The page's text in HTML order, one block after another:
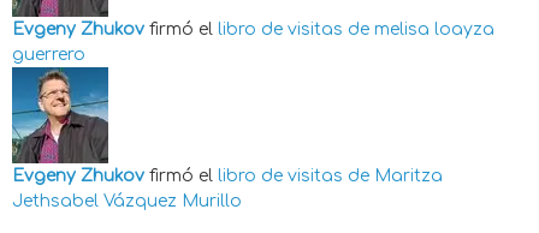
Evgeny Zhukov firmó el libro de visitas de melisa loayza
guerrero
Evgeny Zhukov firmó el libro de visitas de Maritza
Jethsabel Vázquez Murillo